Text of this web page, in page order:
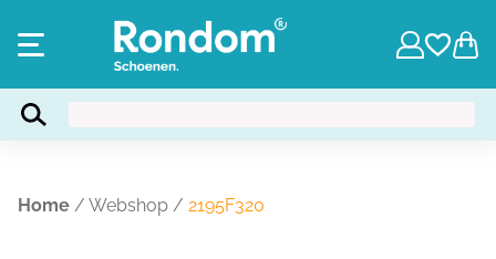
Home / Webshop / 2195F320